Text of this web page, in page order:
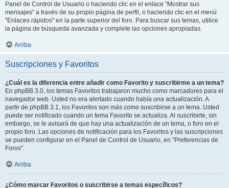
Panel de Control de Usuario o haciendo clic en el enlace "Mostrar sus
mensajes" a través de su propio página de perfil, o haciendo clic en el menú
"Enlaces rápidos" en la parte superior del foro. Para buscar sus temas, utilice
la página de búsqueda avanzada y complete las opciones apropiadas.
Arriba
Suscripciones y Favoritos
¿Cuál es la diferencia entre añadir como Favorito y suscribirme a un tema?
En phpBB 3.0, los temas Favoritos trabajaron mucho como marcadores para el
navegador web. Usted no era alertado cuando había una actualización. A
partir de phpBB 3.1, los Favoritos son más como suscribirse a un tema. Usted
puede ser notificado cuando un tema Favorito se actualiza. Al suscribirte, sin
embargo, se le avisará de que hay una actualización de un tema, o foro en el
propio foro. Las opciones de notificación para los Favoritos y las suscripciones
se pueden configurar en el Panel de Control de Usuario, en "Preferencias de
Foros".
Arriba
¿Cómo marcar Favoritos o suscribirse a temas específicos?